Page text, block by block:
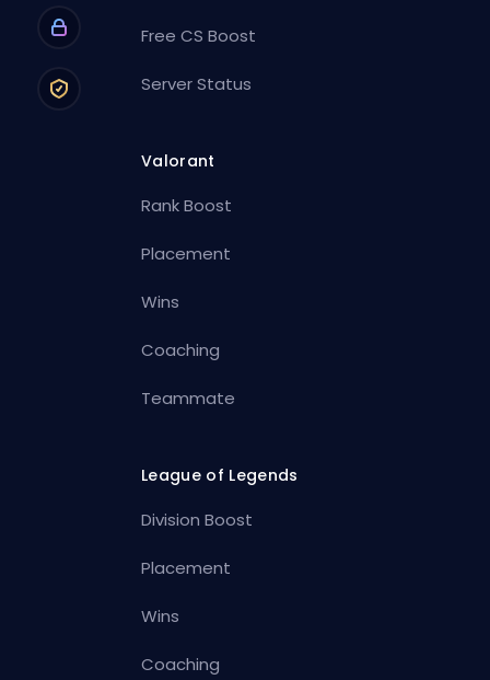
Free CS Boost
Server Status
Valorant
Rank Boost
Placement
Wins
Coaching
Teammate
League of Legends
Division Boost
Placement
Wins
Coaching